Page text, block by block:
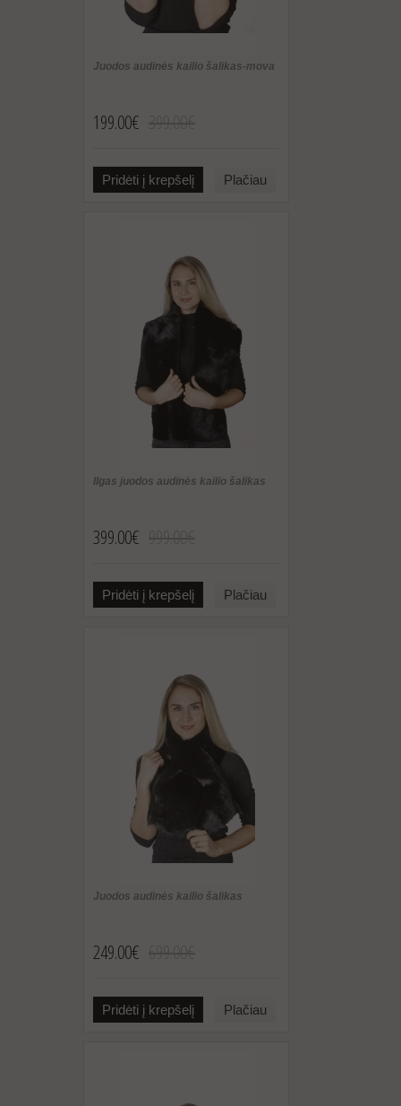
Juodos audinės kailio šalikas-mova
199.00€
Pridėti į krepšelį Plačiau
Ilgas juodos audinės kailio šalikas
399.00€
Pridėti į krepšelį Plačiau
Juodos audinės kailio šalikas
249.00€
Pridėti į krepšelį Plačiau